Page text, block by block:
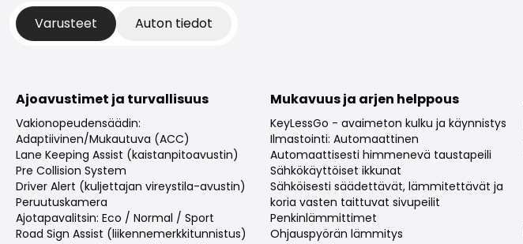
Varusteet Auton tiedot
Ajoavustimet ja turvallisuus
Vakionopeudensäädin:
Adaptiivinen/Mukautuva (ACC)
Lane Keeping Assist (kaistanpitoavustin)
Pre Collision System
Driver Alert (kuljettajan vireystila-avustin)
Peruutuskamera
Ajotapavalitsin: Eco / Normal / Sport
Road Sign Assist (liikennemerkkitunnistus)
Mukavuus ja arjen helppous
KeyLessGo - avaimeton kulku ja käynnistys
Ilmastointi: Automaattinen
Automaattisesti himmenevä taustapeili
Sähkökäyttöiset ikkunat
Sähköisesti säädettävät, lämmitettävät ja
koria vasten taittuvat sivupeilit
Penkinlämmittimet
Ohjauspyörän lämmitys